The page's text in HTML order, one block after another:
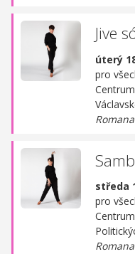
Jive
úterý
pro
středa
pro